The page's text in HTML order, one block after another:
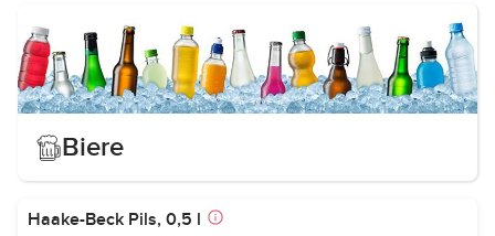
Biere
Haake-Beck Pils, 0,5 l